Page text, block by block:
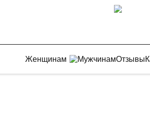
Женщинам МужчинамОтзывы